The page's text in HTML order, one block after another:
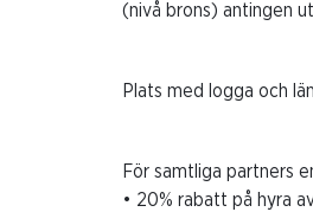
(nivå brons) antingen
Plats med logga och
För samtliga partners
• 20% rabatt på hyra